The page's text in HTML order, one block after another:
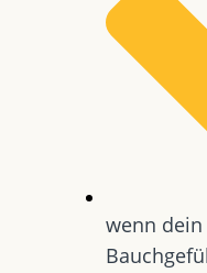
wenn